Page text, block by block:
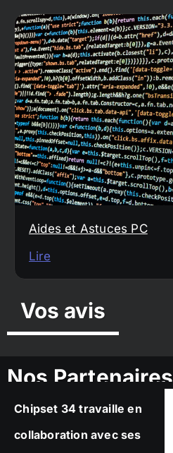
Aides et Astuces PC
Lire
Vos avis
Nos Partenaires
Chipset 34 travaille en
collaboration avec ses